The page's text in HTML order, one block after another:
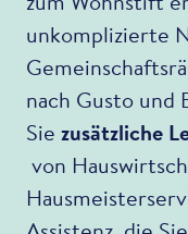
unkomplizierte
nach Gusto und
Sie zusätzliche
von